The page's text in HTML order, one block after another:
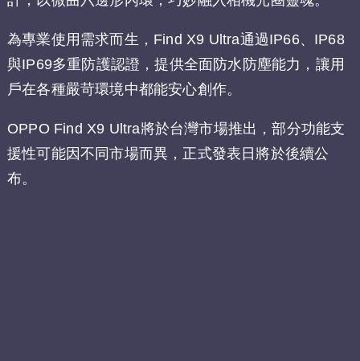
為專業使用需求而生，Find X9 Ultra通過IP66、IP68
與IP69多重防護認證，提供全面防水防塵能力，讓用
戶在各種嚴苛環境中都能安心創作。
OPPO Find X9 Ultra將於台灣市場推出，部分功能支
援性可能因不同市場而異，正式發表日將於後續公
布。